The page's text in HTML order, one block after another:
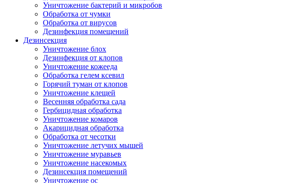
Уничтожение бактерий и микробов
Обработка от чумки
Обработка от вирусов
Дезинфекция помещений
Дезинсекция
Уничтожение блох
Дезинфекция от клопов
Уничтожение кожееда
Обработка гелем ксевил
Горячий туман от клопов
Уничтожение клещей
Весенняя обработка сада
Гербицидная обработка
Уничтожение комаров
Акарицидная обработка
Обработка от чесотки
Уничтожение летучих мышей
Уничтожение муравьев
Уничтожение насекомых
Дезинсекция помещений
Уничтожение ос